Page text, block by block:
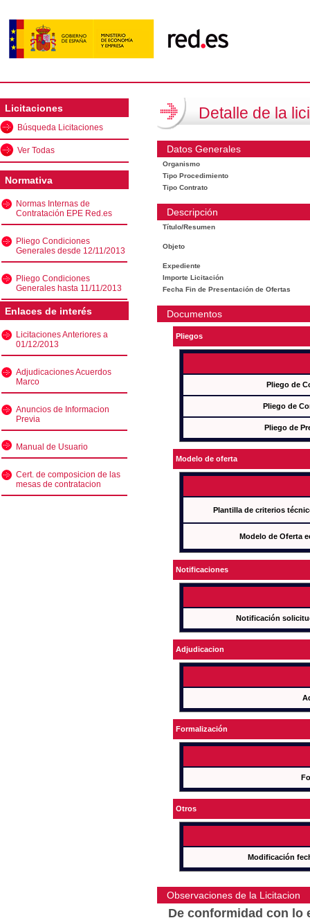
Licitaciones
Búsqueda Licitaciones
Ver Todas
Normativa
Normas Internas de
Contratación EPE Red.es
Pliego Condiciones
Generales desde 12/11/2013
Pliego Condiciones
Generales hasta 11/11/2013
Enlaces de interés
Licitaciones Anteriores a
01/12/2013
Adjudicaciones Acuerdos
Marco
Anuncios de Informacion
Previa
Manual de Usuario
Cert. de composicion de las
mesas de contratacion
Detalle de la
Datos Generales
Organismo
Tipo Procedimiento
Tipo Contrato
Descripción
Título/Resumen
Objeto
Expediente
Importe Licitación
Fecha Fin de Presentación de Ofertas
Documentos
Pliegos
Pliego de
Pliego de
Pliego de
Modelo de oferta
Plantilla de criterios
Modelo de Oferta
Notificaciones
Notificación
Adjudicacion
Formalización
Otros
Modificación
Observaciones de la Licitacion
De conformidad con lo